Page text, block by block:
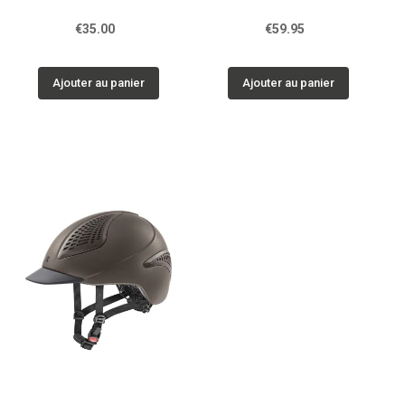
€35.00
Ajouter au panier
€59.95
Ajouter au panier